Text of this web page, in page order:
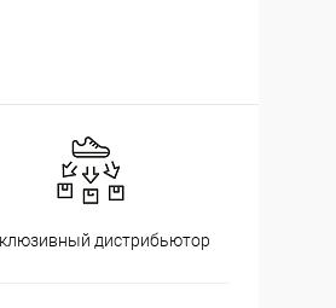
дистрибьютор